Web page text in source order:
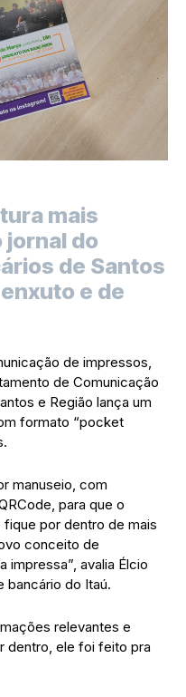
mais
jornal do
de Santos
e de
de impressos,
de Comunicação
e Região lança um
formato “pocket
manuseio, com
para que o
por dentro de mais
conceito de
impressa”, avalia Élcio
bancário do Itaú.
relevantes e
dentro, ele foi feito pra